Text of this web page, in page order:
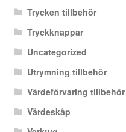
Trycken tillbehör
Tryckknappar
Uncategorized
Utrymning tillbehör
Värdeförvaring tillbehör
Värdeskåp